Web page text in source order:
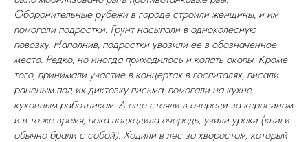
Оборонительные рубежи в городе строили женщины, и им
помогали подростки. Грунт насыпали в одноколесную
повозку. Наполнив, подростки увозили ее в обозначенное
место. Редко, но иногда приходилось и копать окопы. Кроме
того, принимали участие в концертах в госпиталях, писали
раненым под их диктовку письма, помогали на кухне
кухонным работникам. А еще стояли в очереди за керосином
и в то же время, пока подходила очередь, учили уроки (книги
обычно брали с собой). Ходили в лес за хворостом, который